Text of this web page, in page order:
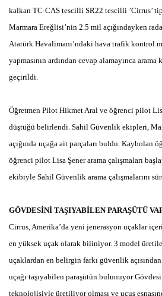
kalkan TC-CAS tescilli SR22 tescilli ’Cirrus’
Marmara Ereğlisi’nin 2.5 mil açığındayken
Atatürk Havalimanı’ndaki hava trafik kontrol
yapmasının ardından cevap alamayınca
geçirildi.
Öğretmen Pilot Hikmet Aral ve öğrenci pilot
düştüğü belirlendi. Sahil Güvenlik ekipleri,
açığında uçağa ait parçaları buldu. Kaybolan
öğrenci pilot Lisa Şener arama çalışmaları
ekibiyle Sahil Güvenlik arama çalışmalarını
GÖVDESİNİ TAŞIYABİLEN PARAŞÜTÜ
Cirrus, Amerika’da yeni jenerasyon uçaklar
en yüksek uçak olarak biliniyor. 3 model
uçaklardan en belirgin farkı güvenlik
uçağı taşıyabilen paraşütün bulunuyor
teknolojisiyle üretiliyor olması ve uçuş